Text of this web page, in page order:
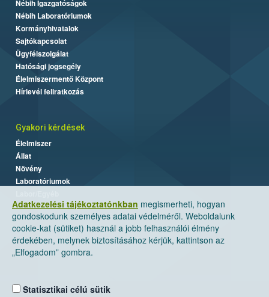
Adatkezelési tájékoztatónkban megismerheti, hogyan
gondoskodunk személyes adatai védelméről. Weboldalunk
cookie-kat (sütiket) használ a jobb felhasználói élmény
érdekében, melynek biztosításához kérjük, kattintson az
„Elfogadom” gombra.
Statisztikai célú sütik
Nébih Igazgatóságok
Nébih Laboratóriumok
Kormányhivatalok
Sajtókapcsolat
Ügyfélszolgálat
Hatósági jogsegély
Élelmiszermentő Központ
Hírlevél feliratkozás
Gyakori kérdések
Élelmiszer
Állat
Növény
Laboratóriumok